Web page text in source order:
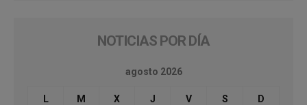
NOTICIAS POR DÍA
agosto 2026
L M X J V S D